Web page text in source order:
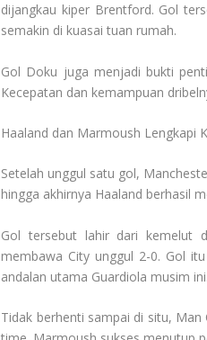
dijangkau kiper Brentford. Gol
semakin di kuasai tuan rumah.
Gol Doku juga menjadi bukti
Kecepatan dan kemampuan
Haaland dan Marmoush Lengkapi
Setelah unggul satu gol,
hingga akhirnya Haaland berhasil
Gol tersebut lahir dari kemelut
membawa City unggul 2-0. Gol
andalan utama Guardiola musim ini.
Tidak berhenti sampai di situ,